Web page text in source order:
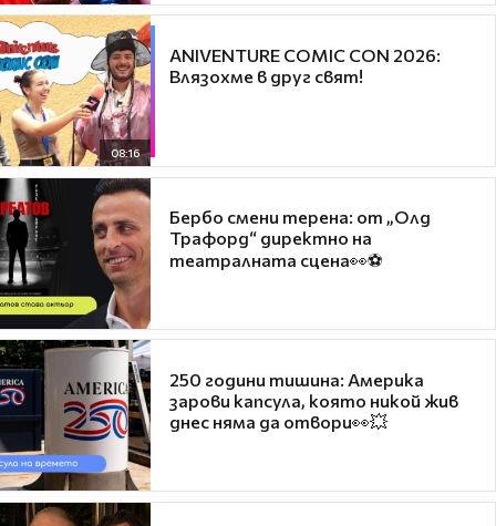
08:16
ANIVENTURE COMIC CON 2026:
Влязохме в друг свят!
Бербо смени терена: от „Олд
Трафорд“ директно на
театралната сцена👀⚽
250 години тишина: Америка
зарови капсула, която никой жив
днес няма да отвори👀💥